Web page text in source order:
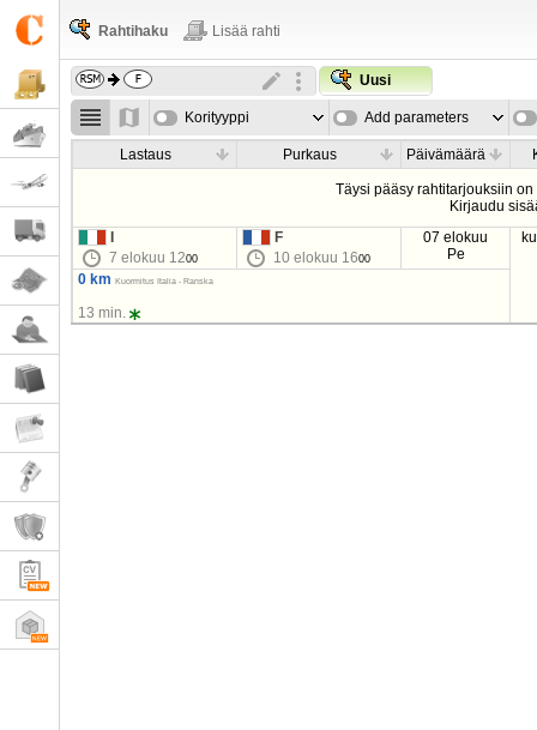
Rahtihaku Lisää rahti
Uusi
Korityyppi Add parameters
Lastaus Purkaus Päivämäärä
Täysi pääsy rahtitarjouksiin
Kirjaudu
7 elokuu 1200
F
10 elokuu 1600
07 elokuu
Pe
0 km Kuormitus Italia - Ranska
13 min.